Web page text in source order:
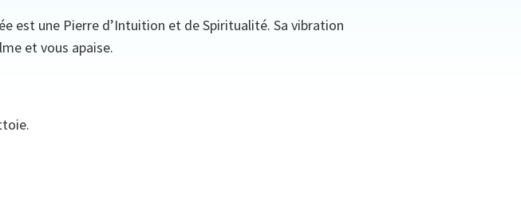
est une Pierre d’Intuition et de Spiritualité. Sa vibration
et vous apaise.